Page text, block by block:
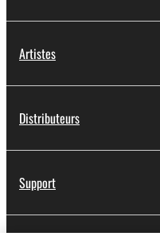
Artistes
Distributeurs
Support